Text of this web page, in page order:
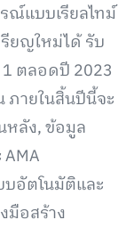
ณ์แบบเรียลไทม์
ยญใหม่ได้ รับ
1 ตลอดปี 2023
ภายในสิ้นปีนี้จะ
หลัง, ข้อมูล
บอัตโนมัติและ
มือสร้าง